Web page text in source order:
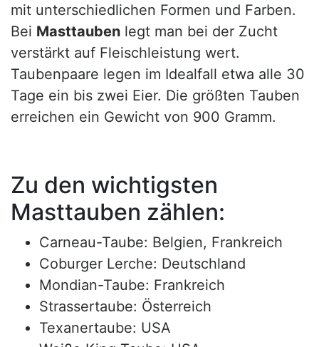
mit unterschiedlichen Formen und Farben.
Bei Masttauben legt man bei der Zucht
verstärkt auf Fleischleistung wert.
Taubenpaare legen im Idealfall etwa alle 30
Tage ein bis zwei Eier. Die größten Tauben
erreichen ein Gewicht von 900 Gramm.
Zu den wichtigsten
Masttauben zählen:
Carneau-Taube: Belgien, Frankreich
Coburger Lerche: Deutschland
Mondian-Taube: Frankreich
Strassertaube: Österreich
Texanertaube: USA